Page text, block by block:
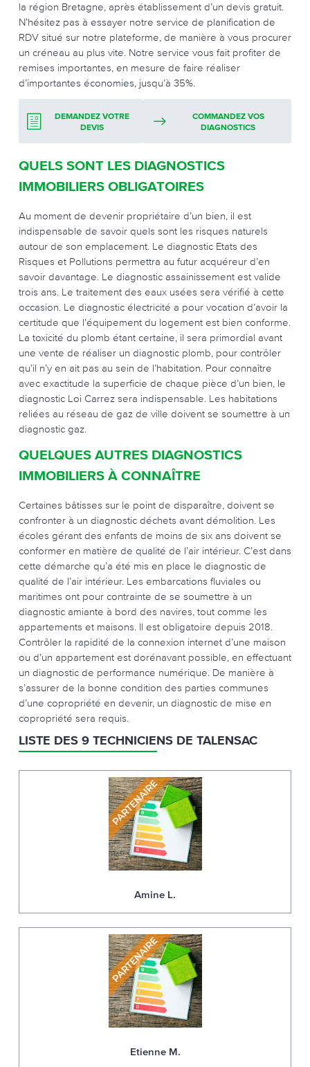
la région Bretagne, après établissement d’un devis gratuit.
N’hésitez pas à essayer notre service de planification de
RDV situé sur notre plateforme, de manière à vous procurer
un créneau au plus vite. Notre service vous fait profiter de
remises importantes, en mesure de faire réaliser
d’importantes économies, jusqu’à 35%.
DEMANDEZ VOTRE
DEVIS
COMMANDEZ VOS
DIAGNOSTICS
QUELS SONT LES DIAGNOSTICS
IMMOBILIERS OBLIGATOIRES
Au moment de devenir propriétaire d’un bien, il est
indispensable de savoir quels sont les risques naturels
autour de son emplacement. Le diagnostic Etats des
Risques et Pollutions permettra au futur acquéreur d’en
savoir davantage. Le diagnostic assainissement est valide
trois ans. Le traitement des eaux usées sera vérifié à cette
occasion. Le diagnostic électricité a pour vocation d’avoir la
certitude que l’équipement du logement est bien conforme.
La toxicité du plomb étant certaine, il sera primordial avant
une vente de réaliser un diagnostic plomb, pour contrôler
qu’il n’y en ait pas au sein de l’habitation. Pour connaître
avec exactitude la superficie de chaque pièce d’un bien, le
diagnostic Loi Carrez sera indispensable. Les habitations
reliées au réseau de gaz de ville doivent se soumettre à un
diagnostic gaz.
QUELQUES AUTRES DIAGNOSTICS
IMMOBILIERS À CONNAÎTRE
Certaines bâtisses sur le point de disparaître, doivent se
confronter à un diagnostic déchets avant démolition. Les
écoles gérant des enfants de moins de six ans doivent se
conformer en matière de qualité de l’air intérieur. C’est dans
cette démarche qu’a été mis en place le diagnostic de
qualité de l’air intérieur. Les embarcations fluviales ou
maritimes ont pour contrainte de se soumettre à un
diagnostic amiante à bord des navires, tout comme les
appartements et maisons. Il est obligatoire depuis 2018.
Contrôler la rapidité de la connexion internet d’une maison
ou d’un appartement est dorénavant possible, en effectuant
un diagnostic de performance numérique. De manière à
s’assurer de la bonne condition des parties communes
d’une copropriété en devenir, un diagnostic de mise en
copropriété sera requis.
LISTE DES 9 TECHNICIENS DE TALENSAC
Amine L.
Etienne M.